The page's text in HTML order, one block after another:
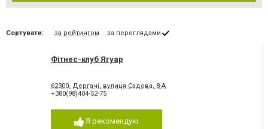
Сортувати: за рейтингом за переглядами
Фітнес-клуб Ягуар
62300, Дергачі, вулиця Садова, 8-А
+380(98)404-52-75
Я рекомендую